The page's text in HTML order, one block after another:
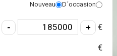
Nouveau D´occasion
€
€